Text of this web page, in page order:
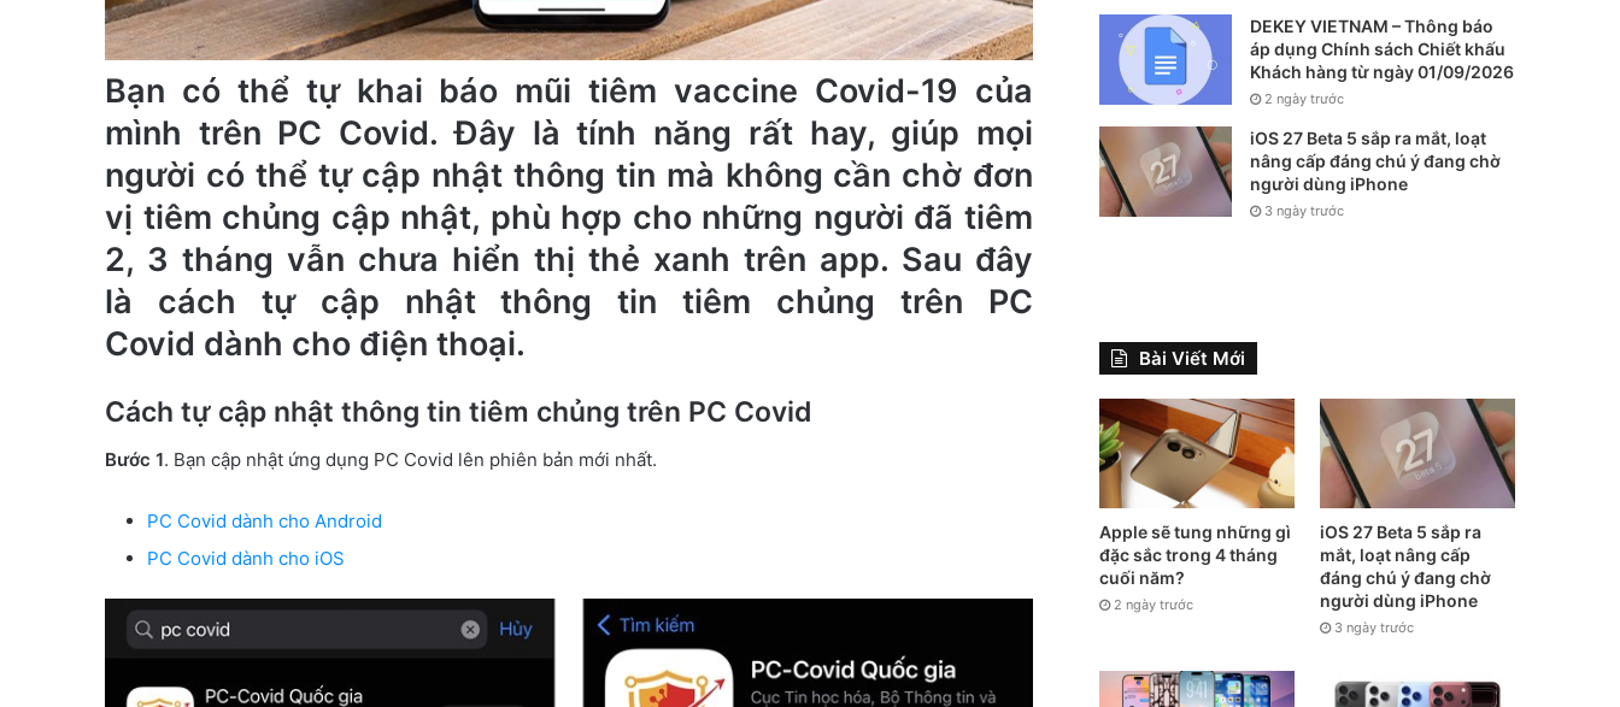
Bạn có thể tự khai báo mũi tiêm vaccine Covid-19 của
mình trên PC Covid. Đây là tính năng rất hay, giúp mọi
người có thể tự cập nhật thông tin mà không cần chờ đơn
vị tiêm chủng cập nhật, phù hợp cho những người đã tiêm
2, 3 tháng vẫn chưa hiển thị thẻ xanh trên app. Sau đây
là cách tự cập nhật thông tin tiêm chủng trên PC
Covid dành cho điện thoại.
Cách tự cập nhật thông tin tiêm chủng trên PC Covid
Bước 1. Bạn cập nhật ứng dụng PC Covid lên phiên bản mới nhất.
PC Covid dành cho Android
PC Covid dành cho iOS
DEKEY VIETNAM – Thông báo
áp dụng Chính sách Chiết khấu
Khách hàng từ ngày 01/09/2026
2 ngày trước
iOS 27 Beta 5 sắp ra mắt, loạt
nâng cấp đáng chú ý đang chờ
người dùng iPhone
3 ngày trước
Bài Viết Mới
Apple sẽ tung những gì
đặc sắc trong 4 tháng
cuối năm?
2 ngày trước
iOS 27 Beta 5 sắp ra
mắt, loạt nâng cấp
đáng chú ý đang chờ
người dùng iPhone
3 ngày trước